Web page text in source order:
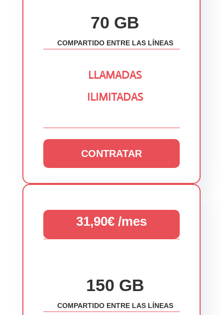
70 GB
COMPARTIDO ENTRE LAS LÍNEAS
LLAMADAS
ILIMITADAS
CONTRATAR
31,90€ /mes
150 GB
COMPARTIDO ENTRE LAS LÍNEAS